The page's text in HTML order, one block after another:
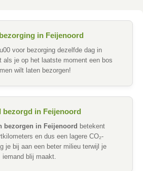
in Feijenoord
voor bezorging dezelfde dag in
als je op het laatste moment een bos
wilt laten bezorgen!
bezorgd in Feijenoord
bezorgen in Feijenoord betekent
en dus een lagere CO₂-
je bij aan een beter milieu terwijl je
iemand blij maakt.